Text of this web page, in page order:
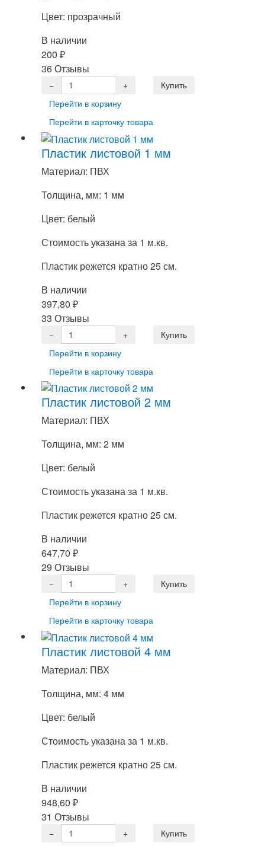
Цвет: прозрачный
В наличии
200 ₽
36 Отзывы
Перейти в корзину
Перейти в карточку товара
Пластик листовой 1 мм
Материал: ПВХ
Толщина, мм: 1 мм
Цвет: белый
Стоимость указана за 1 м.кв.
Пластик режется кратно 25 см.
В наличии
397,80 ₽
33 Отзывы
Перейти в корзину
Перейти в карточку товара
Пластик листовой 2 мм
Материал: ПВХ
Толщина, мм: 2 мм
Цвет: белый
Стоимость указана за 1 м.кв.
Пластик режется кратно 25 см.
В наличии
647,70 ₽
29 Отзывы
Перейти в корзину
Перейти в карточку товара
Пластик листовой 4 мм
Материал: ПВХ
Толщина, мм: 4 мм
Цвет: белый
Стоимость указана за 1 м.кв.
Пластик режется кратно 25 см.
В наличии
948,60 ₽
31 Отзывы